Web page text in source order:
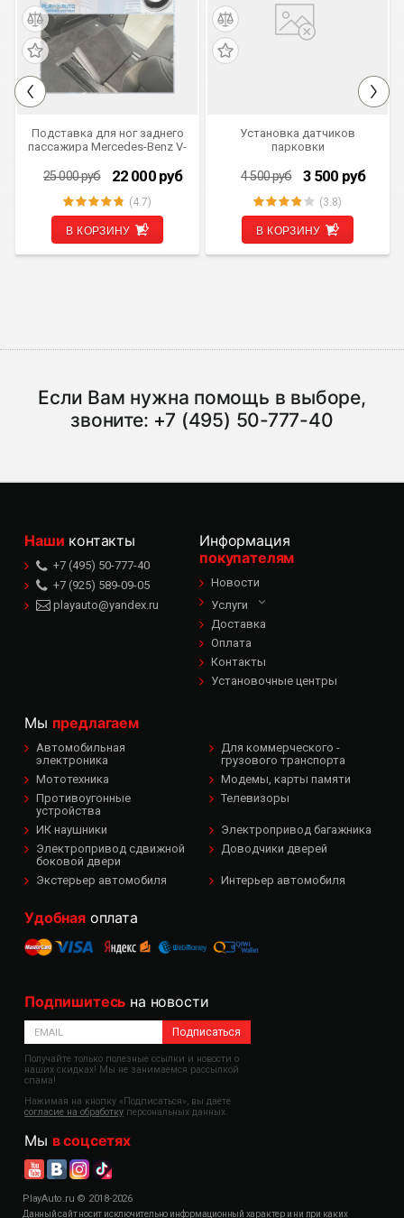
РЕКОМЕНДУЕМ
Подставка для ног заднего
пассажира Mercedes-Benz V-
25 000руб 22 000 руб
(4.7)
В КОРЗИНУ
Установка датчиков
парковки
4 500руб 3 500 руб
(3.8)
В КОРЗИНУ
Если Вам нужна помощь в выборе,
звоните: +7 (495) 50-777-40
Наши контакты
+7 (495) 50-777-40
+7 (925) 589-09-05
playauto@yandex.ru
Информация
покупателям
Новости
Услуги
Доставка
Оплата
Контакты
Установочные центры
Мы предлагаем
Автомобильная
электроника
Для коммерческого -
грузового транспорта
Мототехника
Модемы, карты памяти
Противоугонные
устройства
Телевизоры
ИК наушники
Электропривод багажника
Электропривод сдвижной
боковой двери
Доводчики дверей
Экстерьер автомобиля Интерьер автомобиля
Удобнаяоплата
Подпишитесь на новости
Подписаться
Получайте только полезные ссылки и новости о
наших скидках! Мы не занимаемся рассылкой
спама!
Нажимая на кнопку «Подписаться», вы даёте
согласие на обработку персональных данных.
Мы в соцсетях
PlayAuto.ru © 2018-2026
Данный сайт носит исключительно информационный характер и ни при каких